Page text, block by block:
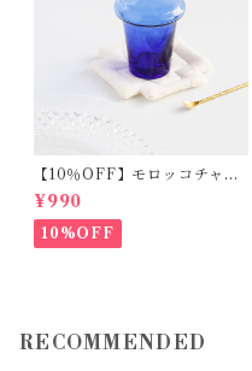
【10％OFF】モロッコチャイ
グラス ガラス
¥990
10%OFF
RECOMMENDED